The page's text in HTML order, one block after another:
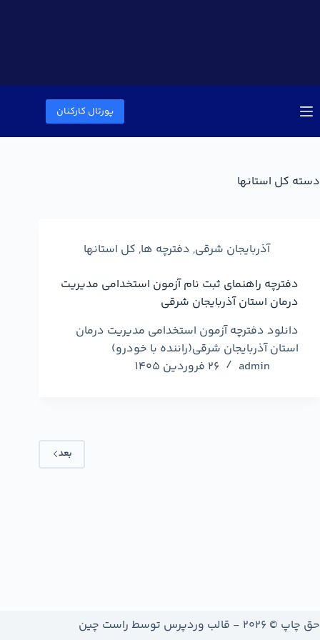
پورتال کارکنان
دسته کل استانها
آذربایجان شرقی, دفترچه ها, کل استانها
دفترچه راهنمای ثبت نام آزمون استخدامی مدیریت
درمان استان آذربایجان شرقی
دانلود دفترچه آزمون استخدامی مدیریت درمان
استان آذربایجان شرقی(راننده با خودرو)
admin
26 فروردین 1405
بعد
حق چاپ © 2026 - قالب وردپرس توسط راست چین